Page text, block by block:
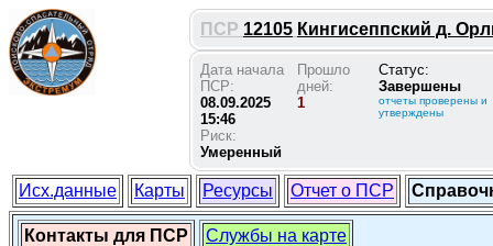
ПСР 12105 Кингисеппский д.
Дата начала
ПСР:
08.09.2025
15:46
Риск:
Умеренный
Прошло
дней:
1
Статус:
Завершены
отчеты проверены и
утверждены
Исх.данные Карты Ресурсы Отчет о ПСР
Контакты для ПСР Службы на карте